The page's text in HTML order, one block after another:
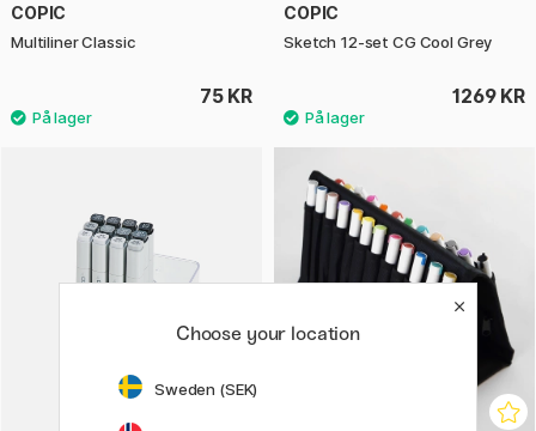
COPIC
Multiliner Classic
75 KR
COPIC
Sketch 12-set CG Cool Grey
1269 KR
Choose your location
Sweden (SEK)